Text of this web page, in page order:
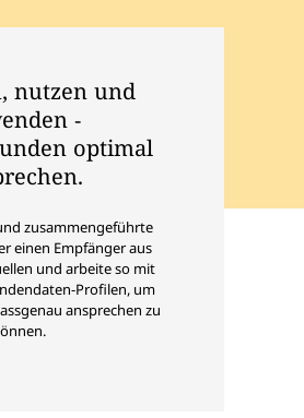
nutzen und
-
optimal
zusammengeführte
einen Empfänger aus
und arbeite so mit
Profilen, um
ansprechen zu